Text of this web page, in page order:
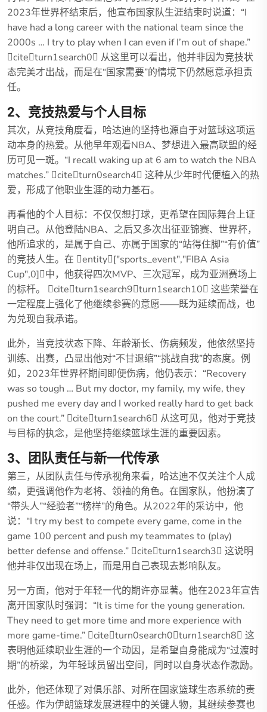
2023年世界杯结束后，他宣布国家队生涯结束时说道：“I
have had a long career with the national team since the
2000s … I try to play when I can even if I’m out of shape.”
citeturn1search0 从这里可以看出，他并非因为竞技状
态完美才出战，而是在“国家需要”的情境下仍然愿意承担责
任。
2、竞技热爱与个人目标
其次，从竞技角度看，哈达迪的坚持也源自于对篮球这项运
动本身的热爱。从他早年观看NBA、梦想进入最高联盟的经
历可见一斑。“I recall waking up at 6 am to watch the NBA
matches.” citeturn0search4 这种从少年时代便植入的热
爱，形成了他职业生涯的动力基石。
再看他的个人目标：不仅仅想打球，更希望在国际舞台上证
明自己。从他登陆NBA、之后又多次出征亚锦赛、世界杯，
他所追求的，是属于自己、亦属于国家的“站得住脚”“有价值”
的竞技人生。在 entity["sports_event","FIBA Asia
Cup",0]中，他获得四次MVP、三次冠军，成为亚洲赛场上
的标杆。 citeturn1search9turn1search10 这些荣誉在
一定程度上强化了他继续参赛的意愿——既为延续而战，也
为兑现自我承诺。
此外，当竞技状态下降、年龄渐长、伤病频发，他依然坚持
训练、出赛，凸显出他对“不甘退缩”“挑战自我”的态度。例
如，2023年世界杯期间即便伤病，他仍表示：“Recovery
was so tough … But my doctor, my family, my wife, they
pushed me every day and I worked really hard to get back
on the court.” citeturn1search6 从这可见，他对于竞技
与目标的执念，是他坚持继续篮球生涯的重要因素。
3、团队责任与新一代传承
第三，从团队责任与传承视角来看，哈达迪不仅关注个人成
绩，更强调他作为老将、领袖的角色。在国家队，他扮演了
“带头人”“经验者”“榜样”的角色。从2022年的采访中，他
说：“I try my best to compete every game, come in the
game 100 percent and push my teammates to (play)
better defense and offense.” citeturn1search3 这说明
他并非仅出现在场上，而是用自己表现去影响队友。
另一方面，他对于年轻一代的期许亦显著。他在2023年宣告
离开国家队时强调：“It is time for the young generation.
They need to get more time and more experience with
more game-time.” citeturn0search0turn1search8 这
表明他延续职业生涯的一个动因，是希望自身能成为“过渡时
期”的桥梁，为年轻球员留出空间，同时以自身状态作激励。
此外，他还体现了对俱乐部、对所在国家篮球生态系统的责
任感。作为伊朗篮球发展进程中的关键人物，其继续参赛也